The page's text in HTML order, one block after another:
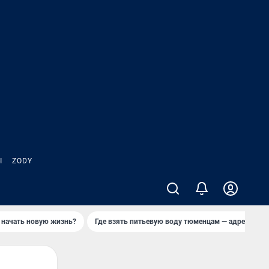
ZODY
начать новую жизнь? Где взять питьевую воду тюменцам — адреса